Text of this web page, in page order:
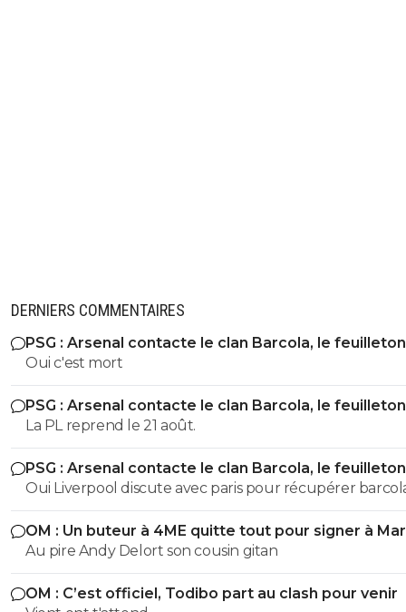
DERNIERS COMMENTAIRES
PSG : Arsenal contacte le clan Barcola, le feuilleton
relancé
Oui c'est mort
PSG : Arsenal contacte le clan Barcola, le feuilleton
relancé
La PL reprend le 21 août.
PSG : Arsenal contacte le clan Barcola, le feuilleton
relancé
Oui Liverpool discute avec paris pour récupérer
année prochaine, sont prix sera divisé par 2
OM : Un buteur à 4ME quitte tout pour signer à
Au pire Andy Delort son cousin gitan
OM : C’est officiel, Todibo part au clash pour venir